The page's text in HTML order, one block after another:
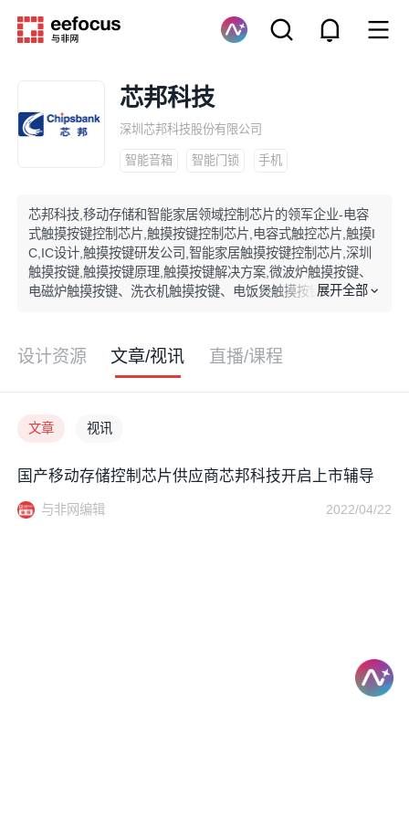
芯邦科技
深圳芯邦科技股份有限公司
智能音箱 智能门锁 手机
芯邦科技,移动存储和智能家居领域控制芯片的领军企业-电容
式触摸按键控制芯片,触摸按键控制芯片,电容式触控芯片,触摸I
C,IC设计,触摸按键研发公司,智能家居触摸按键控制芯片,深圳
触摸按键,触摸按键原理,触摸按键解决方案,微波炉触摸按键、
电磁炉触摸按键、洗衣机触摸按键、电饭煲触摸按键、电风扇
展开全部
设计资源 文章/视讯 直播/课程
文章 视讯
国产移动存储控制芯片供应商芯邦科技开启上市辅导
与非网编辑 2022/04/22